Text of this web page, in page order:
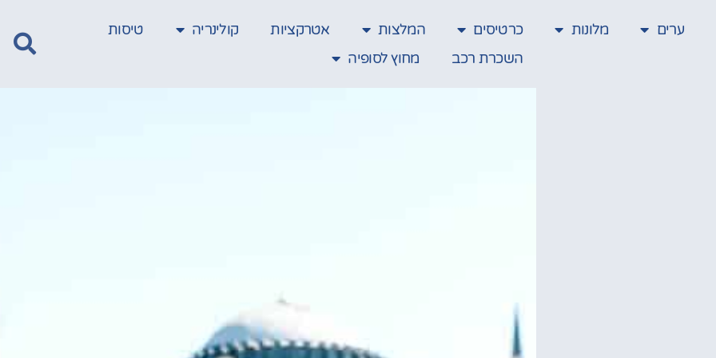
ערים מלונות כרטיסים המלצות אטרקציות קולינריה
טיסות
השכרת רכב
מחוץ לסופיה